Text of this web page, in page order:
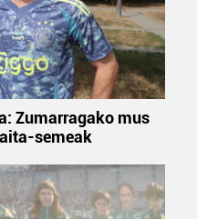
Zumarragako mus
semeak